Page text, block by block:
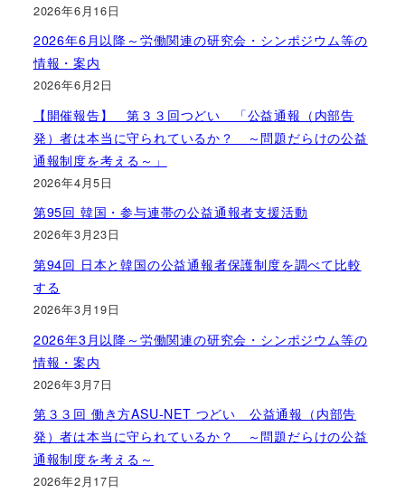
2026年6月16日
2026年6月以降～労働関連の研究会・シンポジウム等の
情報・案内
2026年6月2日
【開催報告】 第３３回つどい 「公益通報（内部告
発）者は本当に守られているか？ ～問題だらけの公益
通報制度を考える～」
2026年4月5日
第95回 韓国・参与連帯の公益通報者支援活動
2026年3月23日
第94回 日本と韓国の公益通報者保護制度を調べて比較
する
2026年3月19日
2026年3月以降～労働関連の研究会・シンポジウム等の
情報・案内
2026年3月7日
第３３回 働き方ASU-NET つどい 公益通報（内部告
発）者は本当に守られているか？ ～問題だらけの公益
通報制度を考える～
2026年2月17日